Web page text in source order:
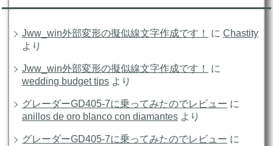
Jww_win外部変形の擬似線文字作成です！ に Chastity
より
Jww_win外部変形の擬似線文字作成です！
に
wedding budget tipsより
グレーダーGD405-7に乗ってみたのでレビュー に
anillos de oro blanco con diamantesより
グレーダーGD405-7に乗ってみたのでレビュー に